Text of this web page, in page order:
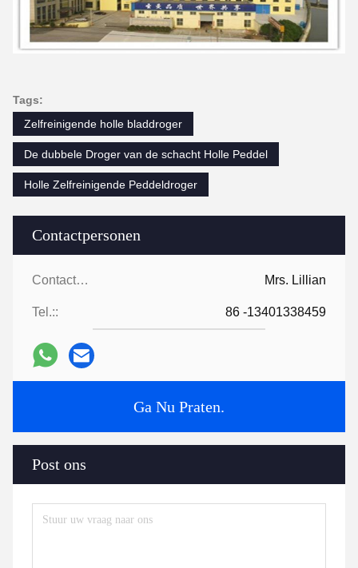
Contactpersonen
Contactpersonen: Mrs. Lillian
Tel.:: 86 -13401338459
Ga Nu Praten.
Post ons
Tags:
Zelfreinigende holle bladdroger
De dubbele Droger van de schacht Holle Peddel
Holle Zelfreinigende Peddeldroger